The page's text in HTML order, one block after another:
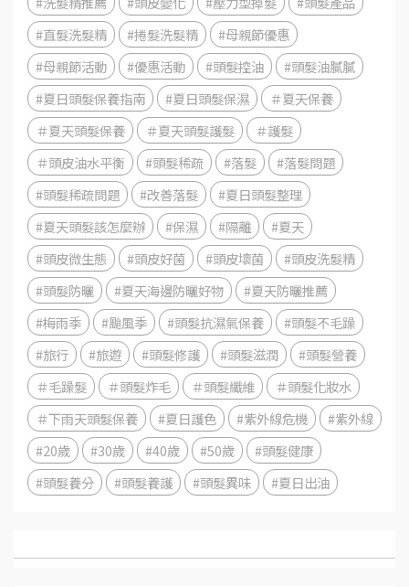
#直髮洗髮精
#捲髮洗髮精
#母親節優惠
#母親節活動
#優惠活動 #頭髮控油
#頭髮油膩膩
#夏日頭髮保養指南
#夏日頭髮保濕
＃夏天保養
＃夏天頭髮保養
＃夏天頭髮護髮
＃護髮
＃頭皮油水平衡
#頭髮稀疏 #落髮
#落髮問題
#頭髮稀疏問題
#改善落髮
#夏日頭髮整理
#夏天頭髮該怎麼辦
#保濕 #隔離
#夏天
#頭皮微生態
#頭皮好菌 #頭皮壞菌
#頭皮洗髮精
#頭髮防曬
#夏天海邊防曬好物
#夏天防曬推薦
#梅雨季
#颱風季 #頭髮抗濕氣保養
#頭髮不毛躁
#旅行
#旅遊 #頭髮修護 #頭髮滋潤
#頭髮營養
＃毛躁髮
＃頭髮炸毛 ＃頭髮纖維
＃頭髮化妝水
＃下雨天頭髮保養
#夏日護色 #紫外線危機
#紫外線
#20歲
#30歲 #40歲 #50歲
#頭髮健康
#頭髮養分
#頭髮養護 #頭髮異味 #夏日出油